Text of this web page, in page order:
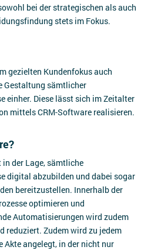
bei der strategischen als auch
stets im Fokus.
gezielten Kundenfokus auch
Gestaltung sämtlicher
einher. Diese lässt sich im Zeitalter
mittels CRM-Software realisieren.
der Lage, sämtliche
digital abzubilden und dabei sogar
bereitzustellen. Innerhalb der
optimieren und
Automatisierungen wird zudem
reduziert. Zudem wird zu jedem
Akte angelegt, in der nicht nur